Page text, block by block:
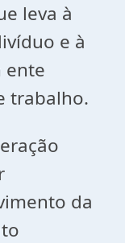
leva à
e à
ente
trabalho.
da